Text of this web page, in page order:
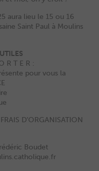
aura lieu le 15 ou 16
Saint Paul à Moulins
R T E R :
pour vous la
D’ORGANISATION
Boudet